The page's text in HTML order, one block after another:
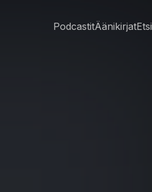
PodcastitÄänikirjatEtsi